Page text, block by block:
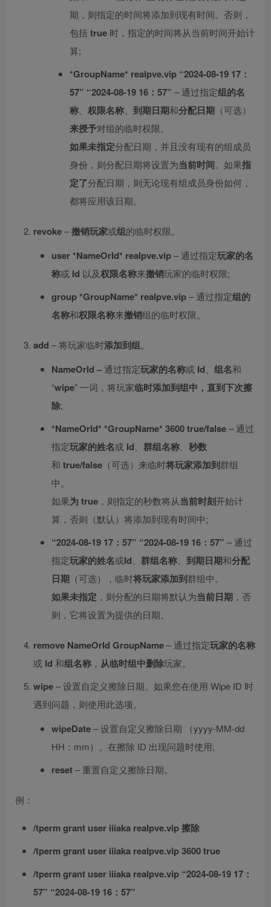
期，则指定的时间将添加到现有时间。否则，
包括true 时，指定的时间将从当前时间开始计
算;
*GroupName* realpve.vip “2024-08-19 17：
57” “2024-08-19 16：57” – 通过指定组的名
称
权限名称 到期日期和分配日期 （可选）
来授予对组的临时权限。
如果未指定分配日期，并且没有现有的组成员
身份，则分配日期将设置为当前时间。如果指
定了分配日期，则无论现有组成员身份如何，
都将应用该日期。
revoke–撤销玩家或组的临时权限。
user*NameOrId* realpve.vip– 通过指定玩家的名
称或 Id 以及权限名称来撤销玩家的临时权限;
group *GroupName* realpve.vip– 通过指定组的
名称和权限名称来撤销组的临时权限。
add – 将玩家临时添加到组。
NameOrId –通过指定玩家的名称或 Id 组名和
“wipe” 一词，将玩家临时添加到组中，直到下次擦
除;
*NameOrId* *GroupName* 3600 true/false– 通过
指定玩家的姓名或 Id 群组名称 秒数
和 true/false （可选）来临时将玩家添加到群组
中。
如果为 true ，则指定的秒数将从当前时刻开始计
算，否则（默认）将添加到现有时间中;
“2024-08-19 17：57” “2024-08-19 16：57” – 通过
指定玩家的姓名或Id 群组名称 到期日期和分配
日期 （可选），临时将玩家添加到群组中。
如果未指定 ，则分配的日期将默认为当前日期 ，否
则，它将设置为提供的日期。
remove NameOrId GroupName– 通过指定玩家的名称
或 Id 和组名称 ， 从临时组中删除玩家。
wipe– 设置自定义擦除日期。如果您在使用 Wipe ID 时
遇到问题，则使用此选项。
wipeDate– 设置自定义擦除日期 （yyyy-MM-dd
HH：mm）。在擦除 ID 出现问题时使用;
reset– 重置自定义擦除日期。
例：
/tperm grant user iiiaka realpve.vip 擦除
/tperm grant user iiiaka realpve.vip 3600 true
/tperm grant user iiiaka realpve.vip “2024-08-19 17：
57” “2024-08-19 16：57”